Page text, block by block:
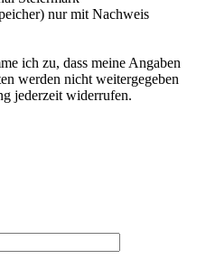
nur mit Nachweis
ich zu, dass meine Angaben
werden nicht weitergegeben
jederzeit widerrufen.